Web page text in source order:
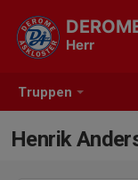
Truppen
Herr
Henrik